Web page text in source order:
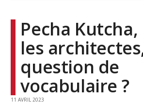
Pecha
les
question de
vocabulaire ?
11 AVRIL 2023